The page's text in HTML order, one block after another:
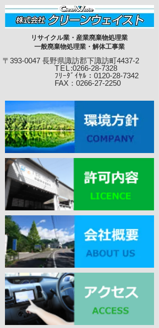
リサイクル業・産業廃棄物処理業
一般廃棄物処理業・解体工事業
〒393-0047 長野県諏訪郡下諏訪町4437-2
TEL :0266-28-7328
ﾌﾘｰﾀﾞｲﾔﾙ：0120-28-7342
​ FAX：0266-27-2250